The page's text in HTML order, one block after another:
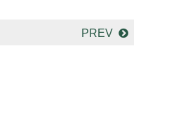
PREV